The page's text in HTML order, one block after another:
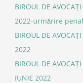
BIROUL DE
2022-urmărire
BIROUL DE
2022
BIROUL DE
IUNIE 2022